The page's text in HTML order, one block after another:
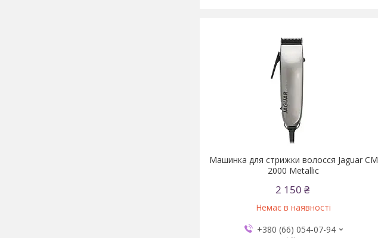
Машинка для стрижки волосся Jaguar CM
2000 Metallic
2 150 ₴
Немає в наявності
+380 (66) 054-07-94